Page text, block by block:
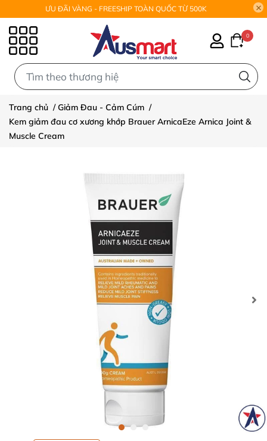
ƯU ĐÃI VÀNG - FREESHIP TOÀN QUỐC TỪ 500K
0
Trang chủ /Giảm Đau - Cảm Cúm /
Kem giảm đau cơ xương khớp Brauer ArnicaEze Arnica Joint &
Muscle Cream